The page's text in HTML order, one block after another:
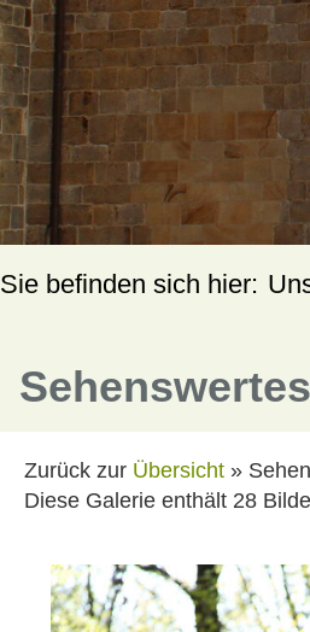
Zurück zur Übersicht »
Diese Galerie enthält 28